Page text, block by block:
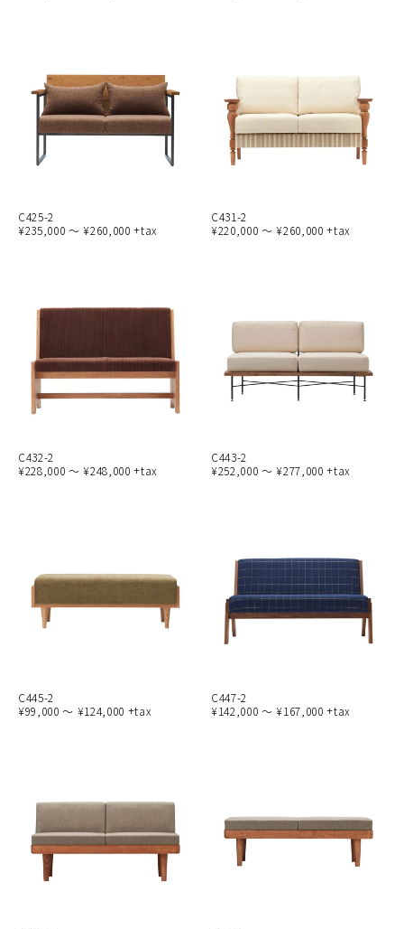
C425-2
¥235,000 ～ ¥260,000 +tax
C431-2
¥220,000 ～ ¥260,000 +tax
C432-2
¥228,000 ～ ¥248,000 +tax
C443-2
¥252,000 ～ ¥277,000 +tax
C445-2
¥99,000 ～ ¥124,000 +tax
C447-2
¥142,000 ～ ¥167,000 +tax